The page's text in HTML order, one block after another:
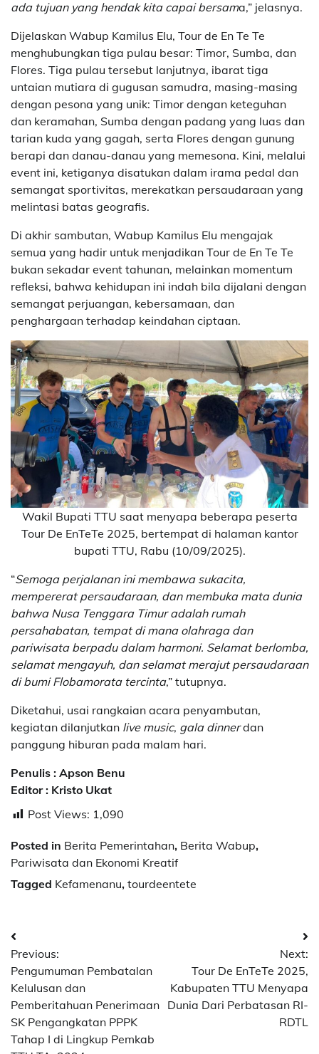
ada tujuan yang hendak kita capai bersama,” jelasnya.
Dijelaskan Wabup Kamilus Elu, Tour de En Te Te
menghubungkan tiga pulau besar: Timor, Sumba, dan
Flores. Tiga pulau tersebut lanjutnya, ibarat tiga
untaian mutiara di gugusan samudra, masing-masing
dengan pesona yang unik: Timor dengan keteguhan
dan keramahan, Sumba dengan padang yang luas dan
tarian kuda yang gagah, serta Flores dengan gunung
berapi dan danau-danau yang memesona. Kini, melalui
event ini, ketiganya disatukan dalam irama pedal dan
semangat sportivitas, merekatkan persaudaraan yang
melintasi batas geografis.
Di akhir sambutan, Wabup Kamilus Elu mengajak
semua yang hadir untuk menjadikan Tour de En Te Te
bukan sekadar event tahunan, melainkan momentum
refleksi, bahwa kehidupan ini indah bila dijalani dengan
semangat perjuangan, kebersamaan, dan
penghargaan terhadap keindahan ciptaan.
Wakil Bupati TTU saat menyapa beberapa peserta
Tour De EnTeTe 2025, bertempat di halaman kantor
bupati TTU, Rabu (10/09/2025).
“Semoga perjalanan ini membawa sukacita,
mempererat persaudaraan, dan membuka mata dunia
bahwa Nusa Tenggara Timur adalah rumah
persahabatan, tempat di mana olahraga dan
pariwisata berpadu dalam harmoni. Selamat berlomba,
selamat mengayuh, dan selamat merajut persaudaraan
di bumi Flobamorata tercinta,” tutupnya.
Diketahui, usai rangkaian acara penyambutan,
kegiatan dilanjutkan live music, gala dinnerdan
panggung hiburan pada malam hari.
Penulis : Apson Benu
Editor : Kristo Ukat
Post Views: 1,090
Posted in Berita Pemerintahan, Berita Wabup,
Pariwisata dan Ekonomi Kreatif
Tagged Kefamenanu, tourdeentete
Post
navigation
Previous:
Pengumuman Pembatalan
Kelulusan dan
Pemberitahuan Penerimaan
SK Pengangkatan PPPK
Tahap I di Lingkup Pemkab
Next:
Tour De EnTeTe 2025,
Kabupaten TTU Menyapa
Dunia Dari Perbatasan RI-
RDTL